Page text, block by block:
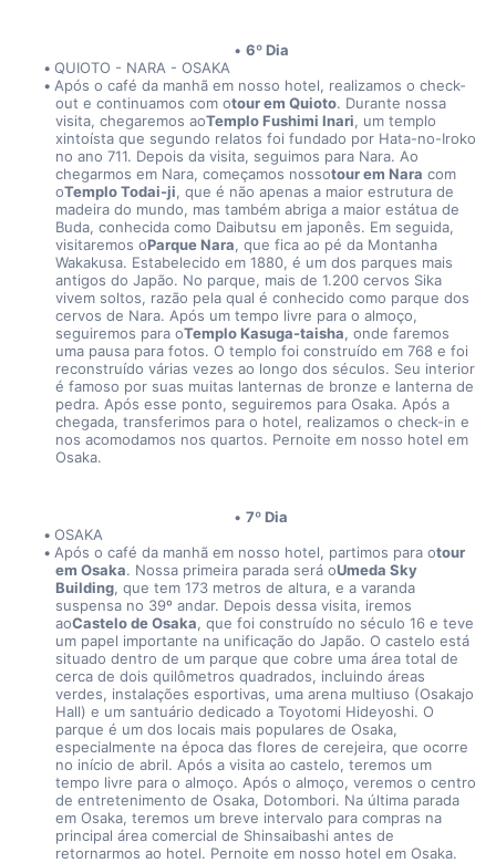
6º Dia
QUIOTO - NARA - OSAKA
Após o café da manhã em nosso hotel, realizamos o check-
out e continuamos com otour em Quioto. Durante nossa
visita, chegaremos aoTemplo Fushimi Inari, um templo
xintoísta que segundo relatos foi fundado por Hata-no-Iroko
no ano 711. Depois da visita, seguimos para Nara. Ao
chegarmos em Nara, começamos nossotour em Nara com
oTemplo Todai-ji, que é não apenas a maior estrutura de
madeira do mundo, mas também abriga a maior estátua de
Buda, conhecida como Daibutsu em japonês. Em seguida,
visitaremos oParque Nara, que fica ao pé da Montanha
Wakakusa. Estabelecido em 1880, é um dos parques mais
antigos do Japão. No parque, mais de 1.200 cervos Sika
vivem soltos, razão pela qual é conhecido como parque dos
cervos de Nara. Após um tempo livre para o almoço,
seguiremos para oTemplo Kasuga-taisha, onde faremos
uma pausa para fotos. O templo foi construído em 768 e foi
reconstruído várias vezes ao longo dos séculos. Seu interior
é famoso por suas muitas lanternas de bronze e lanterna de
pedra. Após esse ponto, seguiremos para Osaka. Após a
chegada, transferimos para o hotel, realizamos o check-in e
nos acomodamos nos quartos. Pernoite em nosso hotel em
Osaka.
7º Dia
OSAKA
Após o café da manhã em nosso hotel, partimos para otour
em Osaka. Nossa primeira parada será oUmeda Sky
Building, que tem 173 metros de altura, e a varanda
suspensa no 39º andar. Depois dessa visita, iremos
aoCastelo de Osaka, que foi construído no século 16 e teve
um papel importante na unificação do Japão. O castelo está
situado dentro de um parque que cobre uma área total de
cerca de dois quilômetros quadrados, incluindo áreas
verdes, instalações esportivas, uma arena multiuso (Osakajo
Hall) e um santuário dedicado a Toyotomi Hideyoshi. O
parque é um dos locais mais populares de Osaka,
especialmente na época das flores de cerejeira, que ocorre
no início de abril. Após a visita ao castelo, teremos um
tempo livre para o almoço. Após o almoço, veremos o centro
de entretenimento de Osaka, Dotombori. Na última parada
em Osaka, teremos um breve intervalo para compras na
principal área comercial de Shinsaibashi antes de
retornarmos ao hotel. Pernoite em nosso hotel em Osaka.